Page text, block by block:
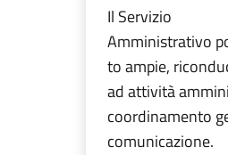
Il Servizio
Amministrativo
to ampie,
ad attività
coordinamento
comunicazione.